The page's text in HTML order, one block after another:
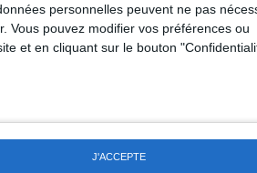
personnelles peuvent ne pas
Vous pouvez modifier vos préférences ou
et en cliquant sur le bouton
J'ACCEPTE